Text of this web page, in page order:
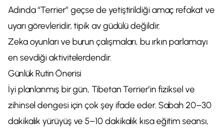
Adında “Terrier” geçse de yetiştirildiği amaç refakat ve
uyarı görevleridir, tipik av güdülü değildir.
Zeka oyunları ve burun çalışmaları, bu ırkın parlamayı
en sevdiği aktivitelerdendir.
Günlük Rutin Önerisi
İyi planlanmış bir gün, Tibetan Terrier’in fiziksel ve
zihinsel dengesi için çok şey ifade eder. Sabah 20–30
dakikalık yürüyüş ve 5–10 dakikalık kısa eğitim seansı,